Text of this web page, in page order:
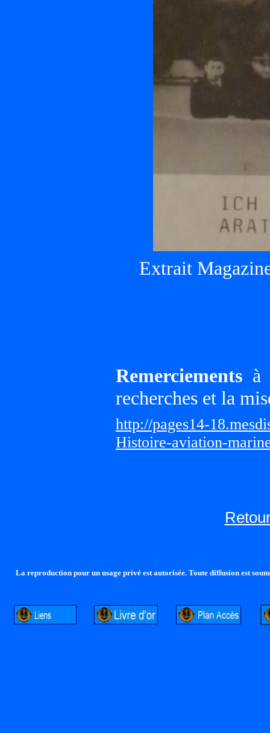
Extrait
Remerciements à
recherches et la
http://pages14-
Histoire-aviation-
La reproduction pour un usage privé est autorisée. Toute diffusion est